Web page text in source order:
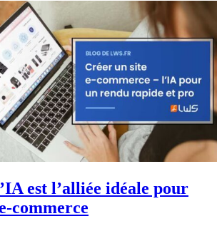
est l’alliée idéale pour
commerce